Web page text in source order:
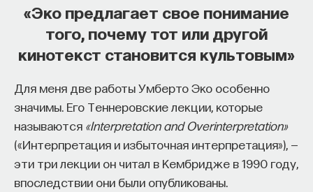
«Эко предлагает свое понимание
того, почему тот или другой
кинотекст становится культовым»
Для меня две работы Умберто Эко особенно
значимы. Его Теннеровские лекции, которые
называются «Interpretation and Overinterpretation»
(«Интерпретация и избыточная интерпретация»), —
эти три лекции он читал в Кембридже в 1990 году,
впоследствии они были опубликованы.
Заполните анкету и загрузите своё резюме,
https://postnauka.org/link/tal1125_blog1
11/24/2025
НАПИСАТЬ НАМ